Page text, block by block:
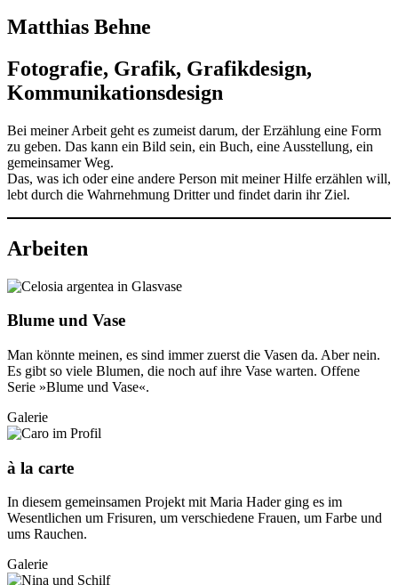
Matthias Behne
Fotografie, Grafik, Grafikdesign,
Kommunikationsdesign
Bei meiner Arbeit geht es zumeist darum, der Erzählung eine Form
zu geben. Das kann ein Bild sein, ein Buch, eine Ausstellung, ein
gemeinsamer Weg.
Das, was ich oder eine andere Person mit meiner Hilfe erzählen will,
lebt durch die Wahrnehmung Dritter und findet darin ihr Ziel.
Arbeiten
Blume und Vase
Man könnte meinen, es sind immer zuerst die Vasen da. Aber nein.
Es gibt so viele Blumen, die noch auf ihre Vase warten. Offene
Serie »Blume und Vase«.
Galerie
à la carte
In diesem gemeinsamen Projekt mit Maria Hader ging es im
Wesentlichen um Frisuren, um verschiedene Frauen, um Farbe und
ums Rauchen.
Galerie